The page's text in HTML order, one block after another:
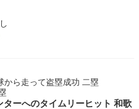
から走って盗塁成功 二塁
ーへのタイムリーヒット 和歌